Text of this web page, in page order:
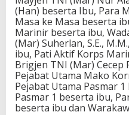
(Han) beserta Ibu, Para
Masa ke Masa beserta
Marinir beserta ibu,
(Mar) Suherlan, S.E.,
ibu, Pati Aktif Korps
Brigjen TNI (Mar) Cecep
Pejabat Utama Mako
Pejabat Utama Pasmar
Pasmar 1 beserta ibu,
beserta ibu dan